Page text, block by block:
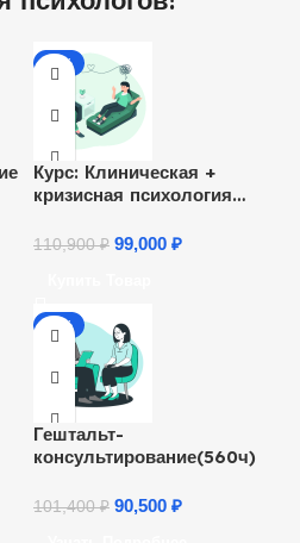
-11%
Курс: Клиническая +
кризисная психология
110,900₽ 99,000 ₽
-11%
Гештальт-
консультирование(560ч)
101,400₽ 90,500 ₽